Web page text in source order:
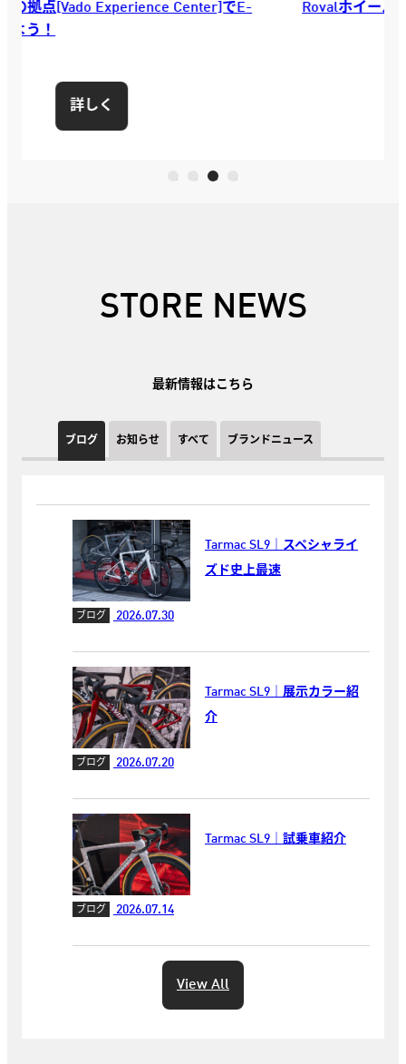
Rovalホイール試乗プログラム開始
STORE NEWS
最新情報はこちら
ブログ お知らせ すべて ブランドニュース
Tarmac SL9｜スペシャライ
ズド史上最速
ブログ 2026.07.30
Tarmac SL9｜展示カラー紹
介
ブログ 2026.07.20
Tarmac SL9｜試乗車紹介
ブログ 2026.07.14
View All